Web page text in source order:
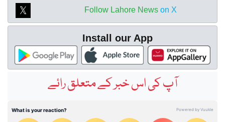
Follow Lahore News on X
Install our App
آپ کی اس خبر کے متعلق رائے